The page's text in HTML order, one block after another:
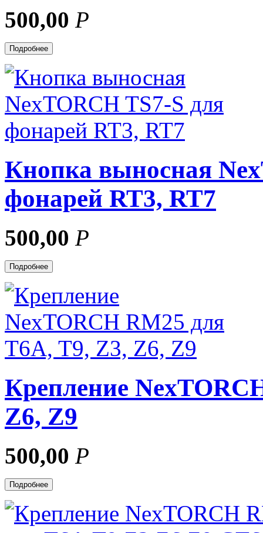
500,00 Р
Подробнее
Кнопка выносная
фонарей RT3, RT7
500,00 Р
Подробнее
Крепление
Z6, Z9
500,00 Р
Подробнее